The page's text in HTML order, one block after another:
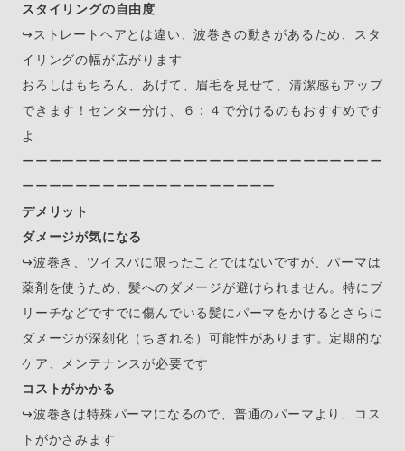
スタイリングの自由度
↪︎ストレートヘアとは違い、波巻きの動きがあるため、スタ
イリングの幅が広がります
おろしはもちろん、あげて、眉毛を見せて、清潔感もアップ
できます！センター分け、６：４で分けるのもおすすめです
よ
ーーーーーーーーーーーーーーーーーーーーーーーーーーー
ーーーーーーーーーーーーーーーーーーー
デメリット
ダメージが気になる
↪︎波巻き、ツイスパに限ったことではないですが、パーマは
薬剤を使うため、髪へのダメージが避けられません。特にブ
リーチなどですでに傷んでいる髪にパーマをかけるとさらに
ダメージが深刻化（ちぎれる）可能性があります。定期的な
ケア、メンテナンスが必要です
コストがかかる
↪︎波巻きは特殊パーマになるので、普通のパーマより、コス
トがかさみます